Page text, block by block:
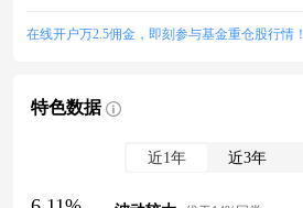
在线开户万2.5佣金，即刻参与基金重仓股行情！
特色数据
近1年 近3年